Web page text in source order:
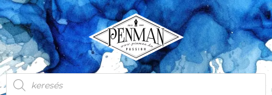
Skip
to
content
Products
search